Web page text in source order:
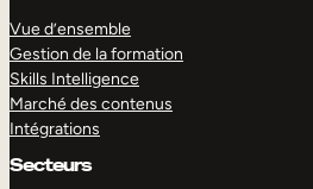
Vue d’ensemble
Gestion de la formation
Skills Intelligence
Marché des contenus
Intégrations
Secteurs